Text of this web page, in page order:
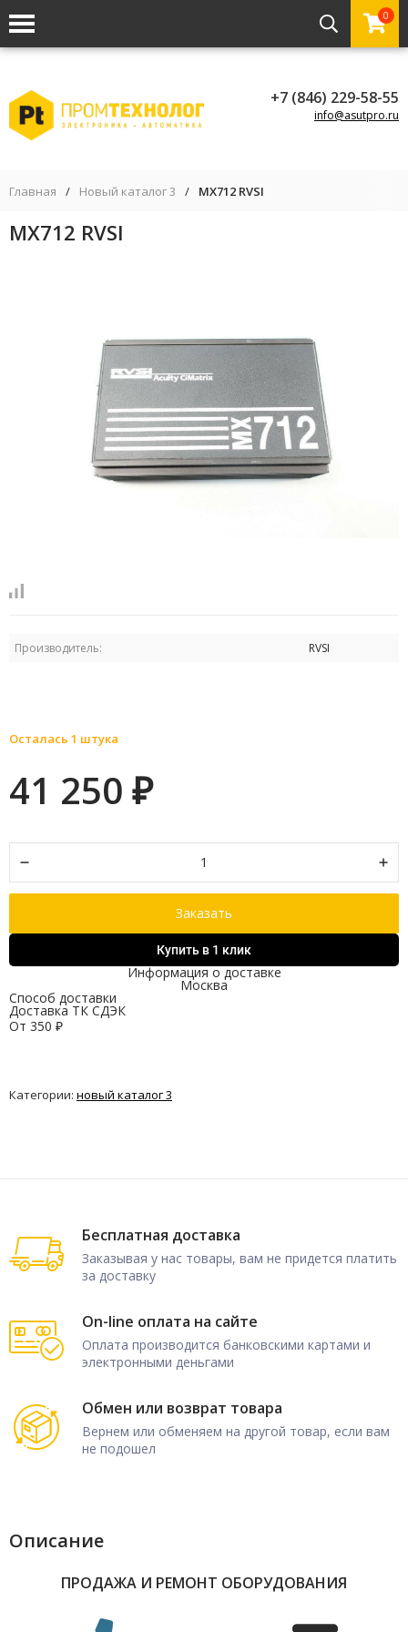
0
+7 (846) 229-58-55
info@asutpro.ru
Главная / Новый каталог 3 / MX712 RVSI
MX712 RVSI
Производитель: RVSI
Осталась 1 штука
41 250 ₽
Заказать
Купить в 1 клик
Информация о доставке
Москва
Способ доставки
Доставка ТК СДЭК
От 350 ₽
Категории: новый каталог 3
Бесплатная доставка
Заказывая у нас товары, вам не придется платить
за доставку
On-line оплата на сайте
Оплата производится банковскими картами и
электронными деньгами
Обмен или возврат товара
Вернем или обменяем на другой товар, если вам
не подошел
Описание
ПРОДАЖА И РЕМОНТ ОБОРУДОВАНИЯ